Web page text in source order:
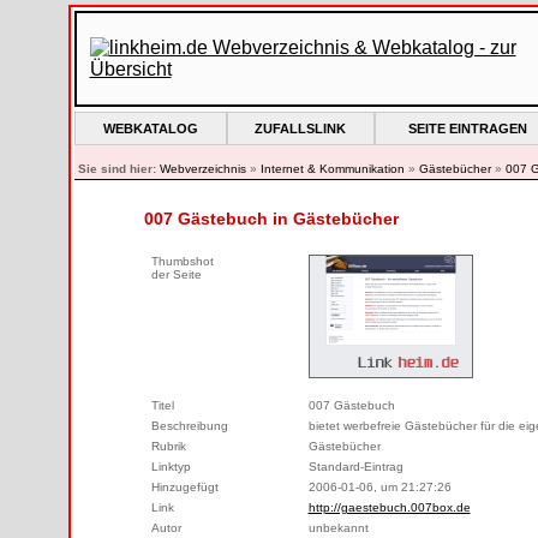
WEBKATALOG ZUFALLSLINK SEITE EINTRAGEN
Sie sind hier: Webverzeichnis» Internet & Kommunikation » Gästebücher» 007
007 Gästebuch in Gästebücher
Thumbshot
der Seite
Titel
007 Gästebuch
Beschreibung
bietet werbefreie Gästebücher für die
Rubrik
Gästebücher
Linktyp
Standard-Eintrag
Hinzugefügt
2006-01-06, um 21:27:26
Link
http://gaestebuch.007box.de
Autor
unbekannt